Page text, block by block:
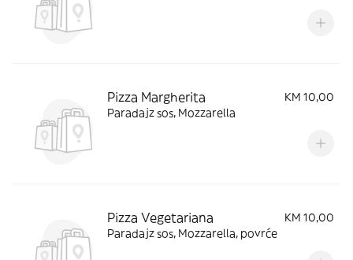
Pizza Margherita
KM 10,00
Paradajz sos, Mozzarella
Pizza Vegetariana
KM 10,00
Paradajz sos, Mozzarella, povrće